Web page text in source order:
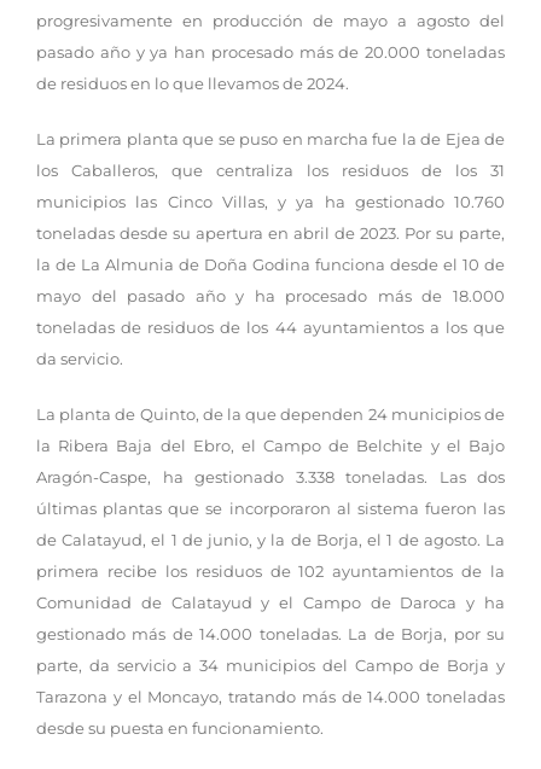
progresivamente en producción de mayo a agosto del
pasado año y ya han procesado más de 20.000 toneladas
de residuos en lo que llevamos de 2024.
La primera planta que se puso en marcha fue la de Ejea de
los Caballeros, que centraliza los residuos de los 31
municipios las Cinco Villas, y ya ha gestionado 10.760
toneladas desde su apertura en abril de 2023. Por su parte,
la de La Almunia de Doña Godina funciona desde el 10 de
mayo del pasado año y ha procesado más de 18.000
toneladas de residuos de los 44 ayuntamientos a los que
da servicio.
La planta de Quinto, de la que dependen 24 municipios de
la Ribera Baja del Ebro, el Campo de Belchite y el Bajo
Aragón-Caspe, ha gestionado 3.338 toneladas. Las dos
últimas plantas que se incorporaron al sistema fueron las
de Calatayud, el 1 de junio, y la de Borja, el 1 de agosto. La
primera recibe los residuos de 102 ayuntamientos de la
Comunidad de Calatayud y el Campo de Daroca y ha
gestionado más de 14.000 toneladas. La de Borja, por su
parte, da servicio a 34 municipios del Campo de Borja y
Tarazona y el Moncayo, tratando más de 14.000 toneladas
desde su puesta en funcionamiento.